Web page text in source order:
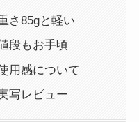
さ85gと軽い
段もお手頃
用感について
写レビュー